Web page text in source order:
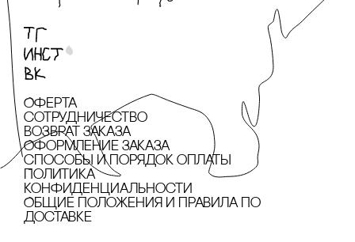
Оферта
сотрудничество
Возврат заказа
Оформление заказа
cпособы и порядок оплаты
Политика
конфиденциальности
Общие положения и правила по
доставке